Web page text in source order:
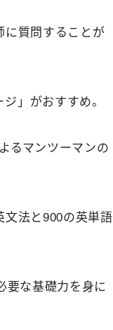
に質問することが
」がおすすめ。
るマンツーマンの
文法と900の英単語
要な基礎力を身に